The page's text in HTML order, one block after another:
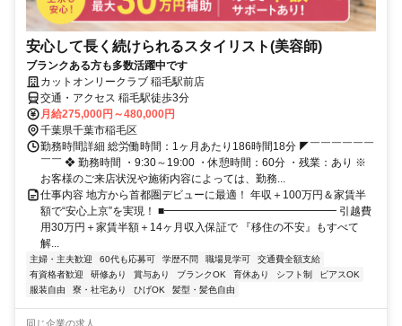
安心して長く続けられるスタイリスト(美容師)
ブランクある方も多数活躍中です
カットオンリークラブ 稲毛駅前店
交通・アクセス 稲毛駅徒歩3分
月給275,000円～480,000円
千葉県千葉市稲毛区
勤務時間詳細 総労働時間：1ヶ月あたり186時間18分 ◤￣￣￣￣￣￣
￣￣ ❖ 勤務時間 ・9:30～19:00 ・休憩時間：60分 ・残業：あり ※
お客様のご来店状況や施術内容によっては、勤務...
仕事内容 地方から首都圏デビューに最適！ 年収＋100万円＆家賃半
額で“安心上京”を実現！ ■━━━━━━━━━━━━━━━━ 引越費
用30万円＋家賃半額＋14ヶ月収入保証で 『移住の不安』もすべて
解...
主婦・主夫歓迎 60代も応募可 学歴不問 職場見学可
交通費全額支給
有資格者歓迎
研修あり 賞与あり ブランクOK 育休あり シフト制
ピアスOK
服装自由
寮・社宅あり ひげOK 髪型・髪色自由
同じ企業の求人